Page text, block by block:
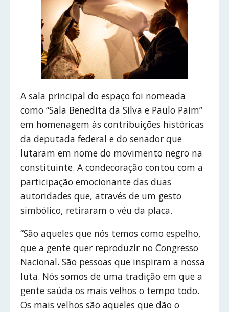
A sala principal do espaço foi nomeada
como “Sala Benedita da Silva e Paulo Paim”
em homenagem às contribuições históricas
da deputada federal e do senador que
lutaram em nome do movimento negro na
constituinte. A condecoração contou com a
participação emocionante das duas
autoridades que, através de um gesto
simbólico, retiraram o véu da placa.
“São aqueles que nós temos como espelho,
que a gente quer reproduzir no Congresso
Nacional. São pessoas que inspiram a nossa
luta. Nós somos de uma tradição em que a
gente saúda os mais velhos o tempo todo.
Os mais velhos são aqueles que dão o